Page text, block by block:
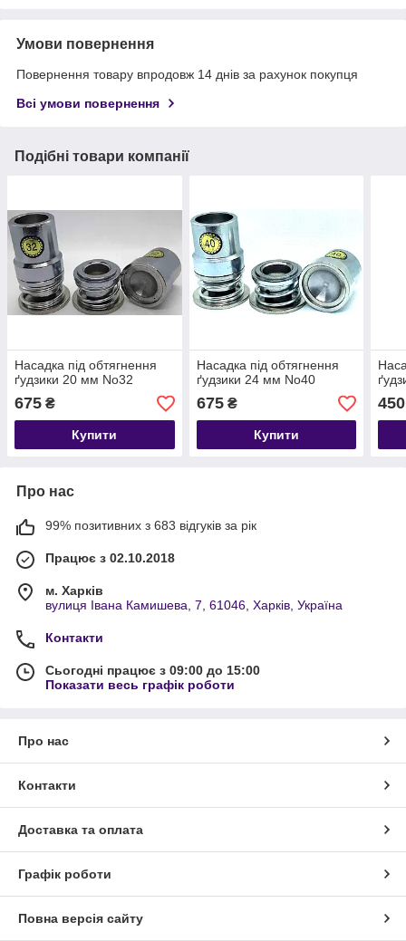
Умови повернення
Повернення товару впродовж 14 днів за рахунок покупця
Всі умови повернення
Подібні товари компанії
Насадка під обтягнення
ґудзики 20 мм No32
675 ₴
Купити
Насадка під обтягнення
ґудзики 24 мм No40
675₴
Купити
450
Про нас
99% позитивних з 683 відгуків за рік
Працює з 02.10.2018
м. Харків
вулиця Івана Камишева, 7, 61046, Харків, Україна
Контакти
Сьогодні працює з 09:00 до 15:00
Показати весь графік роботи
Про нас
Контакти
Доставка та оплата
Графік роботи
Повна версія сайту